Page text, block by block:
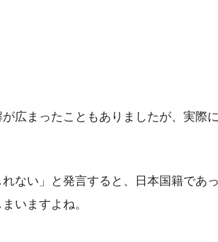
広まったこともありましたが、実際
ない」と発言すると、日本国籍であ
いますよね。